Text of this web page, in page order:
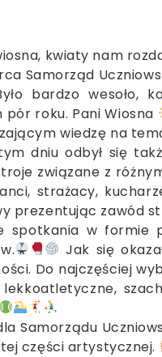
kwiaty nam
Samorząd
bardzo wesoło,
roku. Pani Wiosna
wiedzę na
dniu odbył się
związane z
strażacy,
prezentując zawód
spotkania w formie
Jak się
Do najczęściej
lekkoatletyczne,
Samorządu
części artystycznej.